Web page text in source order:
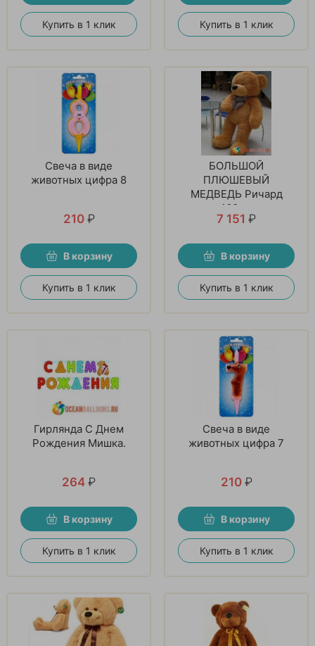
Купить в 1 клик Купить в 1 клик
Свеча в виде
животных цифра 8
210 ₽
В корзину
Купить в 1 клик
БОЛЬШОЙ
ПЛЮШЕВЫЙ
МЕДВЕДЬ Ричард
160см
7 151 ₽
В корзину
Купить в 1 клик
Гирлянда С Днем
Рождения Мишка.
264 ₽
В корзину
Купить в 1 клик
Свеча в виде
животных цифра 7
210 ₽
В корзину
Купить в 1 клик